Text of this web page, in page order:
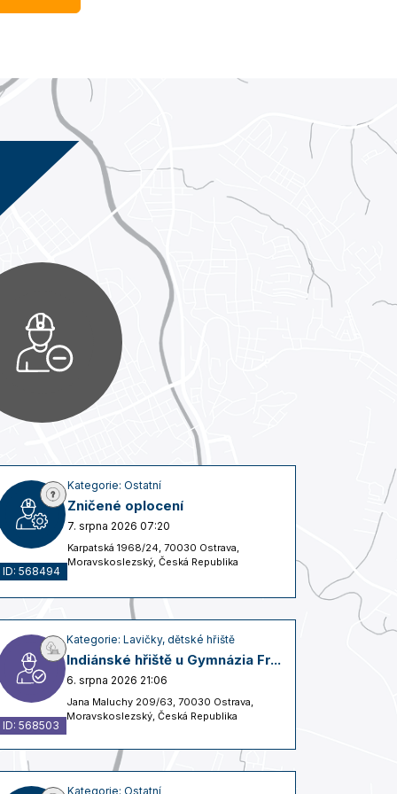
ID: 568494
Kategorie: Ostatní
Zničené oplocení
7. srpna 2026 07:20
Karpatská 1968/24, 70030 Ostrava,
Moravskoslezský, Česká Republika
ID: 568503
Kategorie: Lavičky, dětské hřiště
Indiánské hřiště u Gymnázia Fr...
6. srpna 2026 21:06
Jana Maluchy 209/63, 70030 Ostrava,
Moravskoslezský, Česká Republika
Kategorie: Ostatní